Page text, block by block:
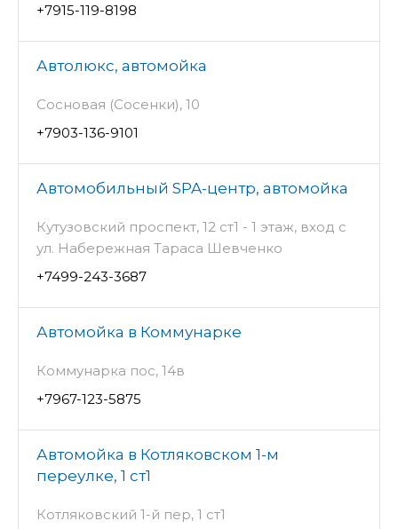
+7915-119-8198
Автолюкс, автомойка
Сосновая (Сосенки), 10
+7903-136-9101
Автомобильный SPA-центр, автомойка
Кутузовский проспект, 12 ст1 - 1 этаж, вход с
ул. Набережная Тараса Шевченко
+7499-243-3687
Автомойка в Коммунарке
Коммунарка пос, 14в
+7967-123-5875
Автомойка в Котляковском 1-м
переулке, 1 ст1
Котляковский 1-й пер, 1 ст1